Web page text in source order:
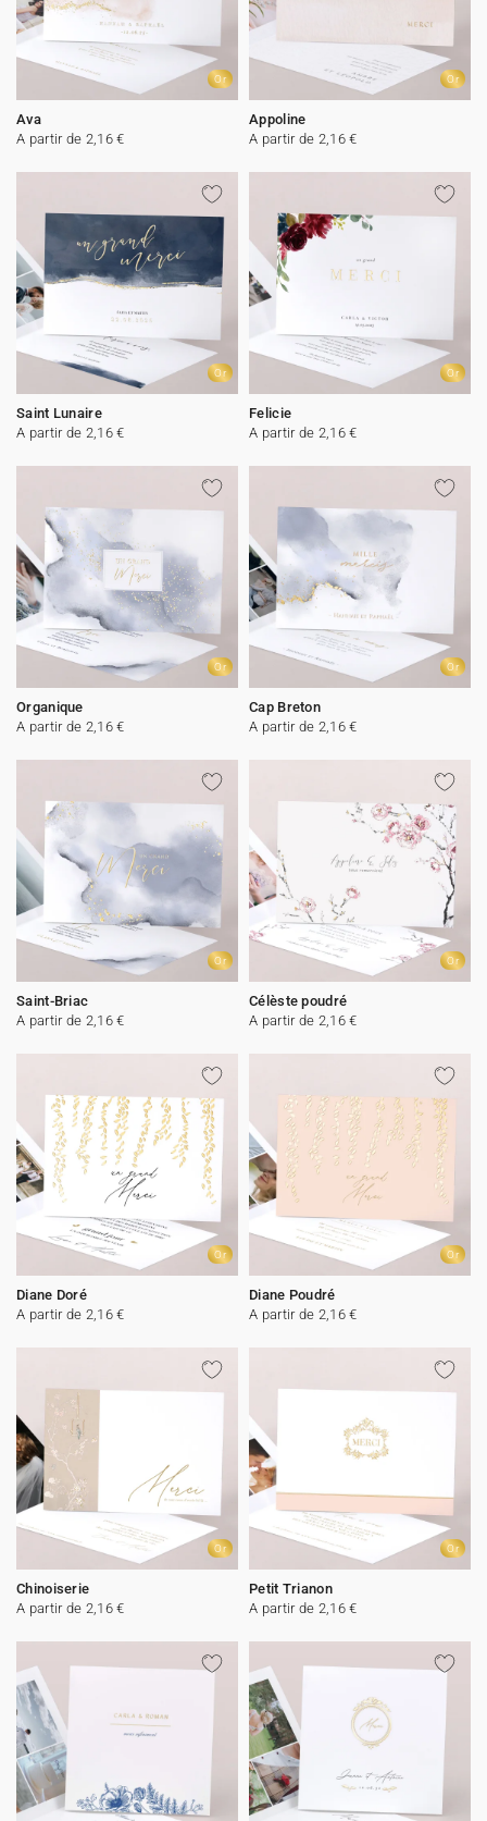
Or
Ava
A partir de 2,16 €
Or
Appoline
A partir de 2,16 €
Or
Saint Lunaire
A partir de 2,16 €
Or
Felicie
A partir de 2,16 €
Or
Organique
A partir de 2,16 €
Or
Cap Breton
A partir de 2,16 €
Or
Saint-Briac
A partir de 2,16 €
Or
Célèste poudré
A partir de 2,16 €
Or
Diane Doré
A partir de 2,16 €
Or
Diane Poudré
A partir de 2,16 €
Or
Chinoiserie
A partir de 2,16 €
Or
Petit Trianon
A partir de 2,16 €